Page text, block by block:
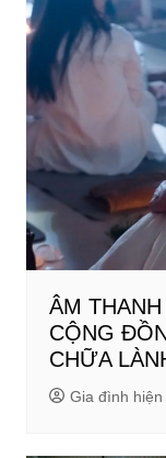
ÂM
CỘNG
CHỮA
Gia đình hiện